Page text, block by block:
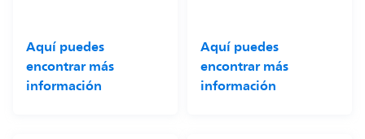
Aquí puedes
encontrar más
información
Aquí puedes
encontrar más
información